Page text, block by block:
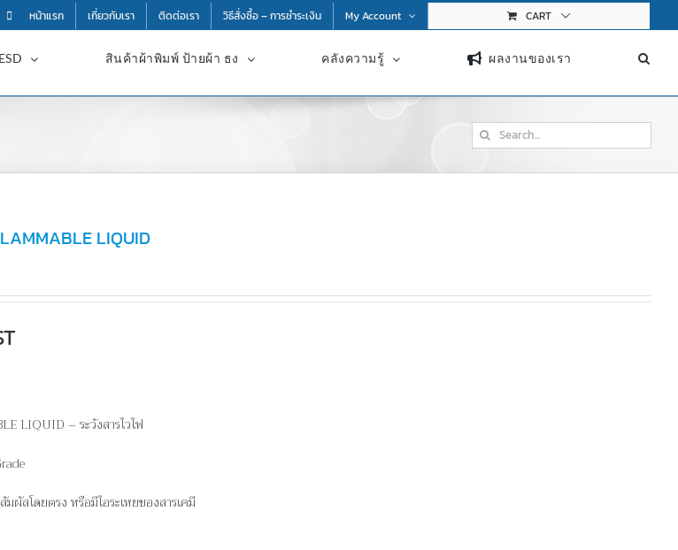
หน้าแรก เกี่ยวกับเรา ติดต่อเรา วิธีสั่งซื้อ – การชำระเงิน My Account CART
สินค้าผ้าพิมพ์ ป้ายผ้า ธง คลังความรู้ ผลงานของเรา
Search
for:
LIQUID
LIQUID – ระวังสารไวไฟ
ผัสโดยตรง หรือมีไอระเหยของสารเคมี